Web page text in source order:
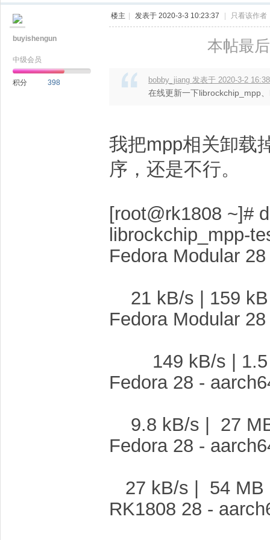
buyishengun
中级会员
积分 398
楼主 发表于 2020-3-3 10:23:37 只看该作者
本帖最
bobby_jiang 发表于 2020-3-2 16:38
在线更新一下librockchip_mpp
我把mpp相关卸载
序，还是不行。
[root@rk1808 ~]#
librockchip_mpp-
Fedora
21 kB/s | 159
Fedora
149 kB/s |
Fedora
9.8 kB/s | 27
27 kB/s | 54